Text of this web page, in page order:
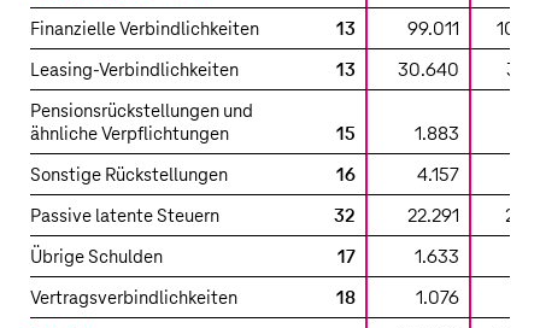
Finanzielle Verbindlichkeiten
13 99.011
Leasing-Verbindlichkeiten
13 30.640
Pensionsrückstellungen und
ähnliche Verpflichtungen
15 1.883
Sonstige Rückstellungen
16 4.157
Passive latente Steuern
32 22.291
Übrige Schulden
17 1.633
Vertragsverbindlichkeiten
18 1.076